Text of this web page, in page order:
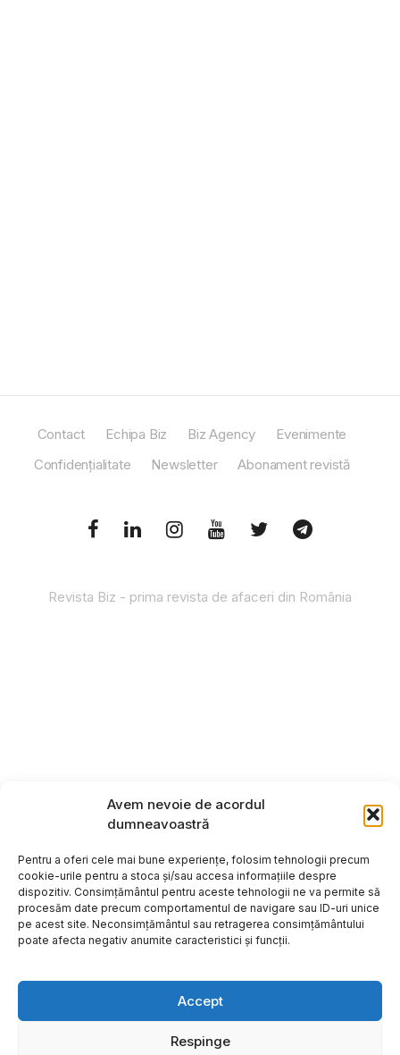
Avem nevoie de acordul
dumneavoastră
Pentru a oferi cele mai bune experiențe, folosim tehnologii precum
cookie-urile pentru a stoca și/sau accesa informațiile despre
dispozitiv. Consimțământul pentru aceste tehnologii ne va permite să
procesăm date precum comportamentul de navigare sau ID-uri unice
pe acest site. Neconsimțământul sau retragerea consimțământului
poate afecta negativ anumite caracteristici și funcții.
Accept
Respinge
Contact Echipa Biz Biz Agency
Evenimente
Confidențialitate
Newsletter Abonament revistă
Revista Biz - prima revista de afaceri din România
Copyright ©2026